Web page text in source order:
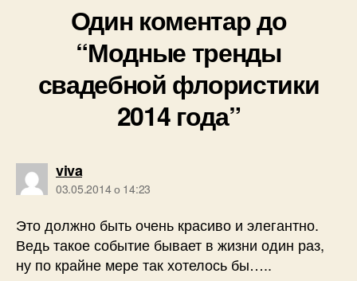
Один коментар до
“Модные тренды
свадебной флористики
2014 года”
vivaговорить:
03.05.2014 о 14:23
Это должно быть очень красиво и элегантно.
Ведь такое событие бывает в жизни один раз,
ну по крайне мере так хотелось бы…..